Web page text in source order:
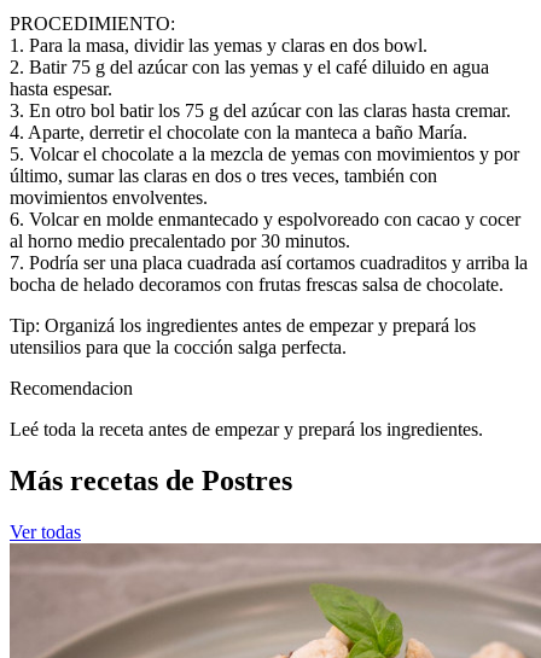
PROCEDIMIENTO:
1. Para la masa, dividir las yemas y claras en dos bowl.
2. Batir 75 g del azúcar con las yemas y el café diluido en agua
hasta espesar.
3. En otro bol batir los 75 g del azúcar con las claras hasta cremar.
4. Aparte, derretir el chocolate con la manteca a baño María.
5. Volcar el chocolate a la mezcla de yemas con movimientos y por
último, sumar las claras en dos o tres veces, también con
movimientos envolventes.
6. Volcar en molde enmantecado y espolvoreado con cacao y cocer
al horno medio precalentado por 30 minutos.
7. Podría ser una placa cuadrada así cortamos cuadraditos y arriba la
bocha de helado decoramos con frutas frescas salsa de chocolate.
Tip: Organizá los ingredientes antes de empezar y prepará los
utensilios para que la cocción salga perfecta.
Recomendacion
Leé toda la receta antes de empezar y prepará los ingredientes.
Más recetas de Postres
Ver todas